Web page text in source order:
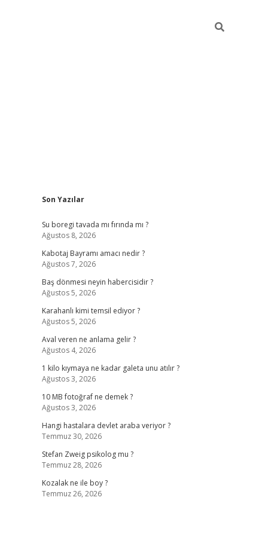
Sidebar
Son Yazılar
Su boregi tavada mı fırında mı ?
Ağustos 8, 2026
Kabotaj Bayramı amacı nedir ?
Ağustos 7, 2026
Baş dönmesi neyin habercisidir ?
Ağustos 5, 2026
Karahanlı kimi temsil ediyor ?
Ağustos 5, 2026
Aval veren ne anlama gelir ?
Ağustos 4, 2026
1 kilo kıymaya ne kadar galeta unu atılır ?
Ağustos 3, 2026
10 MB fotoğraf ne demek ?
Ağustos 3, 2026
Hangi hastalara devlet araba veriyor ?
Temmuz 30, 2026
Stefan Zweig psikolog mu ?
Temmuz 28, 2026
Kozalak ne ile boy ?
Temmuz 26, 2026
ilbetvd casino giriş